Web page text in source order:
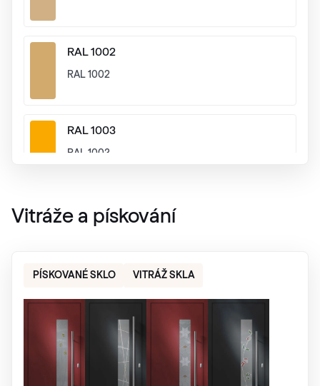
RAL 1002
RAL 1002
RAL 1003
RAL 1003
RAL 1004
RAL 1006
Vitráže a pískování
PÍSKOVANÉ SKLO VITRÁŽ SKLA